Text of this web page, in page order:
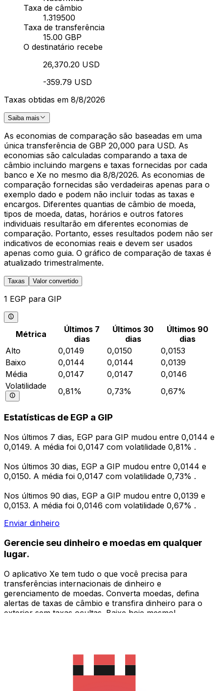
Taxa de câmbio
1.319500
Taxa de transferência
15.00 GBP
O destinatário recebe
26,370.20 USD
-359.79 USD
Taxas obtidas em 8/8/2026
Saiba mais
As economias de comparação são baseadas em uma
única transferência de GBP 20,000 para USD. As
economias são calculadas comparando a taxa de
câmbio incluindo margens e taxas fornecidas por cada
banco e Xe no mesmo dia 8/8/2026. As economias de
comparação fornecidas são verdadeiras apenas para o
exemplo dado e podem não incluir todas as taxas e
encargos. Diferentes quantias de câmbio de moeda,
tipos de moeda, datas, horários e outros fatores
individuais resultarão em diferentes economias de
comparação. Portanto, esses resultados podem não ser
indicativos de economias reais e devem ser usados
apenas como guia. O gráfico de comparação de taxas é
atualizado trimestralmente.
Taxas Valor convertido
1 EGP para GIP
Métrica
Últimos 7
dias
Últimos 30
dias
Últimos 90
dias
Alto
0,0149 0,0150
0,0153
Baixo
0,0144 0,0144
0,0139
Média
0,0147 0,0147
0,0146
Volatilidade
0,81% 0,73% 0,67%
Estatísticas de EGP a GIP
Nos últimos 7 dias, EGP para GIP mudou entre 0,0144 e
0,0149. A média foi 0,0147 com volatilidade 0,81% .
Nos últimos 30 dias, EGP a GIP mudou entre 0,0144 e
0,0150. A média foi 0,0147 com volatilidade 0,73% .
Nos últimos 90 dias, EGP a GIP mudou entre 0,0139 e
0,0153. A média foi 0,0146 com volatilidade 0,67% .
Enviar dinheiro
Gerencie seu dinheiro e moedas em qualquer
lugar.
O aplicativo Xe tem tudo o que você precisa para
transferências internacionais de dinheiro e
gerenciamento de moedas. Converta moedas, defina
alertas de taxas de câmbio e transfira dinheiro para o
exterior sem taxas ocultas. Baixe hoje mesmo!